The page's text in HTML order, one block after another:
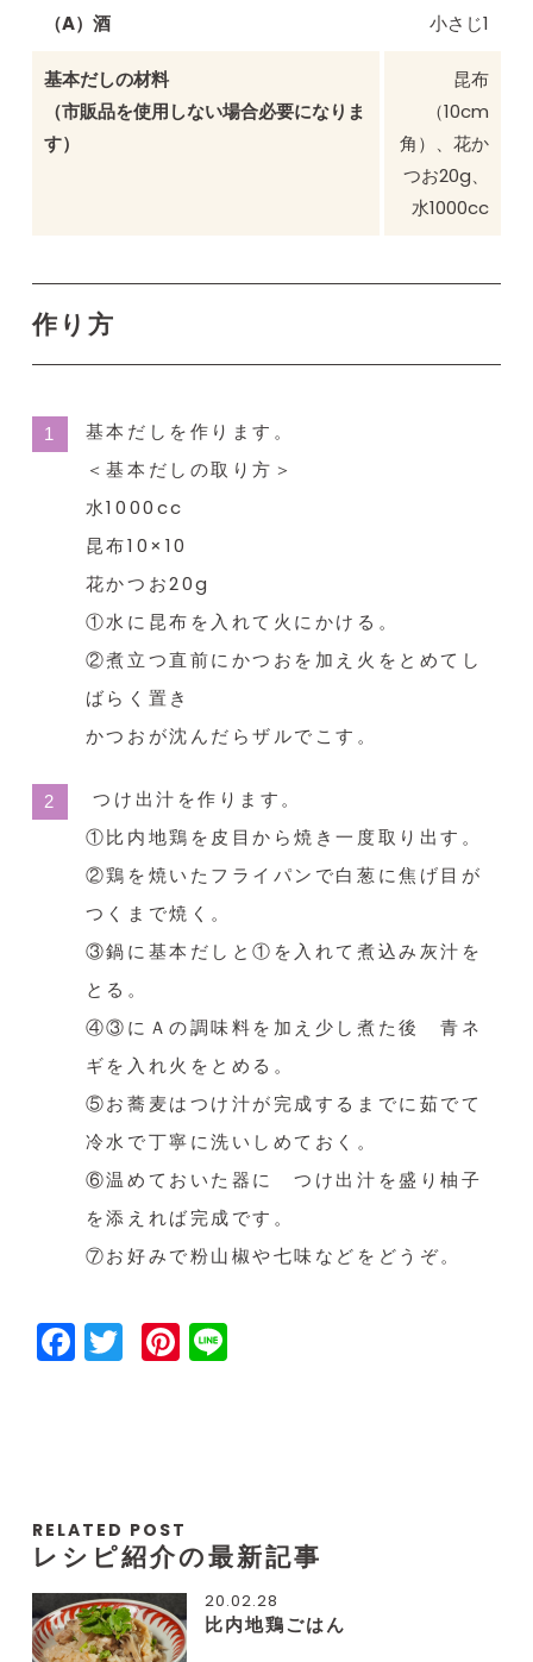
（A）酒 小さじ1
基本だしの材料
（市販品を使用しない場合必要になりま
す）
昆布
（10cm
角）、花か
つお20g、
水1000cc
作り方
基本だしを作ります。
＜基本だしの取り方＞
水1000cc
昆布10×10
花かつお20g
①水に昆布を入れて火にかける。
②煮立つ直前にかつおを加え火をとめてし
ばらく置き
かつおが沈んだらザルでこす。
つけ出汁を作ります。
①比内地鶏を皮目から焼き一度取り出す。
②鶏を焼いたフライパンで白葱に焦げ目が
つくまで焼く。
③鍋に基本だしと①を入れて煮込み灰汁を
とる。
④③にＡの調味料を加え少し煮た後 青ネ
ギを入れ火をとめる。
⑤お蕎麦はつけ汁が完成するまでに茹でて
冷水で丁寧に洗いしめて おく。
⑥温めておいた器に つけ出汁を盛り柚子
を添えれば完成です。
⑦お好みで粉山椒や七味などをどうぞ。
Facebook
TwitterPinterest
Line
RELATED POST
レシピ紹介の最新記事
20.02.28
比内地鶏ごはん